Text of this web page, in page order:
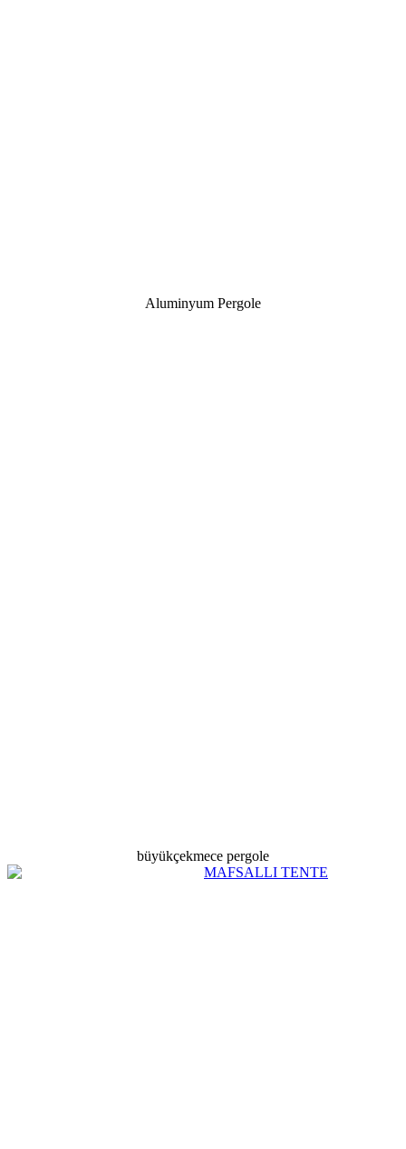
Aluminyum Pergole
büyükçekmece pergole